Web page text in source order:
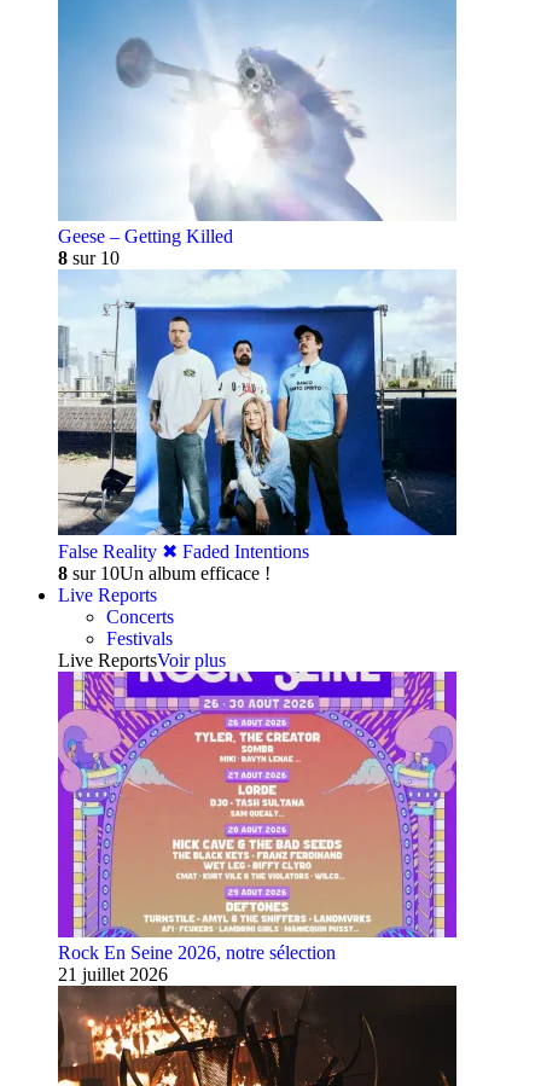
Geese – Getting Killed
8 sur 10
False Reality ✖︎ Faded Intentions
8 sur 10Un album efficace !
Live Reports
Concerts
Festivals
Live ReportsVoir plus
Rock En Seine 2026, notre sélection
21 juillet 2026